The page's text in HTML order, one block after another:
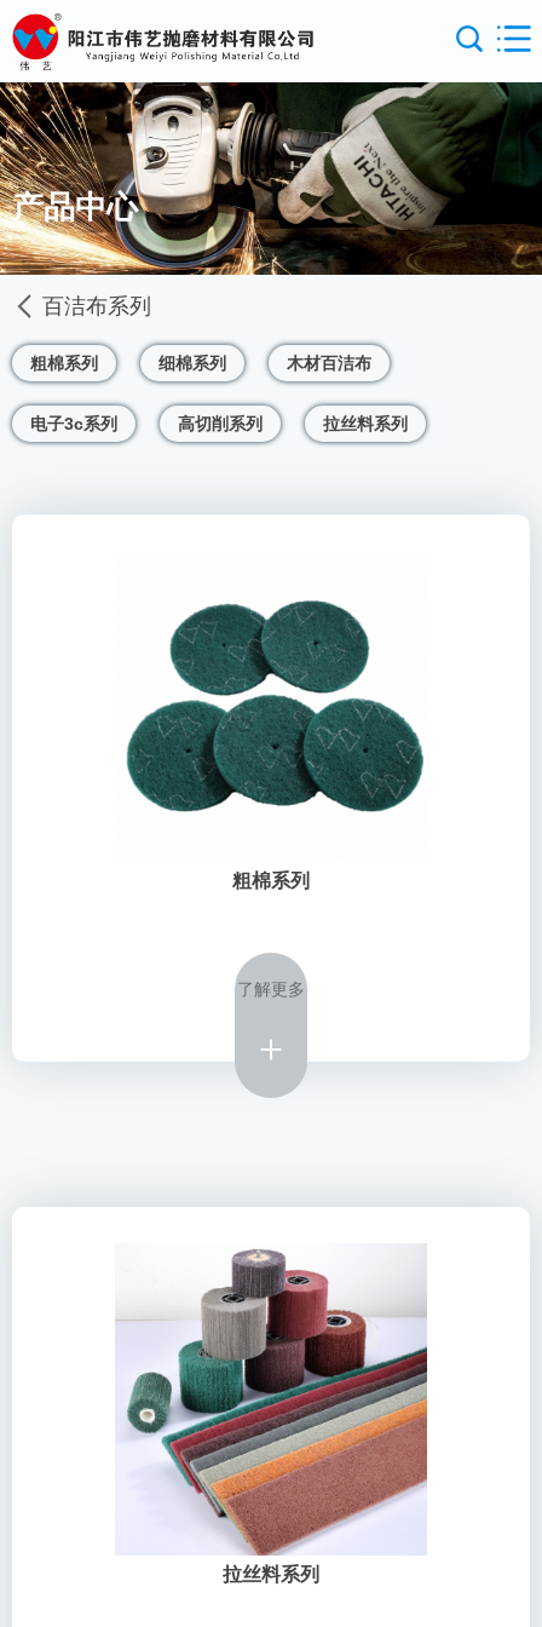
产品中心
百洁布系列
粗棉系列 细棉系列 木材百洁布
电子3c系列 高切削系列 拉丝料系列
粗棉系列
了解更多
拉丝料系列